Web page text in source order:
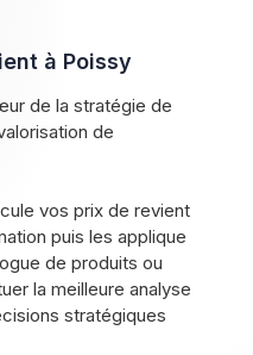
à Poissy
de la stratégie de
de
vos prix de revient
puis les applique
de produits ou
la meilleure analyse
stratégiques